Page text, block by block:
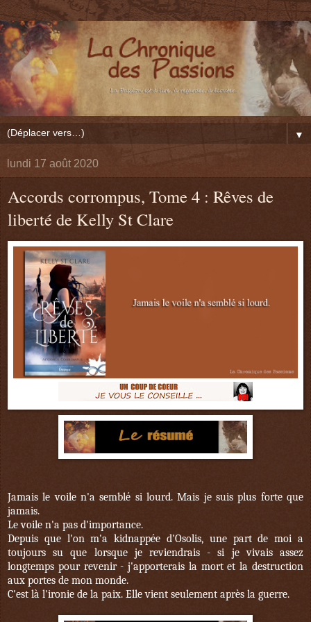
▼
lundi 17 août 2020
Accords corrompus, Tome 4 : Rêves de
liberté de Kelly St Clare
Jamais le voile n'a semblé si lourd. Mais je suis plus forte que
jamais.
Le voile n'a pas d'importance.
Depuis que l'on m'a kidnappée d'Osolis, une part de moi a
toujours su que lorsque je reviendrais - si je vivais assez
longtemps pour revenir - j'apporterais la mort et la destruction
aux portes de mon monde.
C'est là l'ironie de la paix. Elle vient seulement après la guerre.